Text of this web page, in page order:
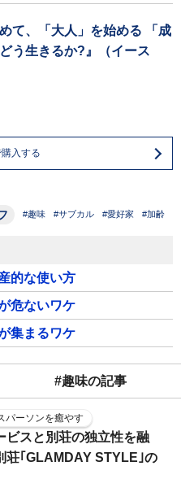
て、「大人」を始める 「成
う生きるか?』（イース
入する
#趣味 #サブカル #愛好家 #加齢
的な使い方
危ないワケ
集まるワケ
#趣味の記事
パーソンを癒やす
ビスと別荘の独立性を融
｢GLAMDAY STYLE｣の